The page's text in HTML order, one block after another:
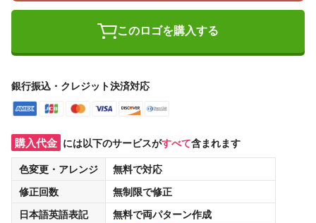
このロゴを購入する
銀行振込・クレジット決済対応
購入代金 には以下のサービスがすべて含まれます
色変更・アレンジ
無料で対応
修正回数
無制限で修正
日本語英語表記
無料で両パターン作成